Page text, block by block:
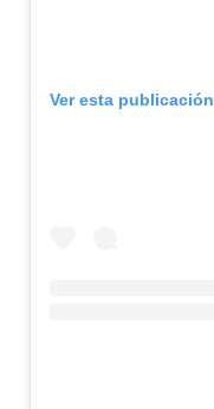
Ver esta